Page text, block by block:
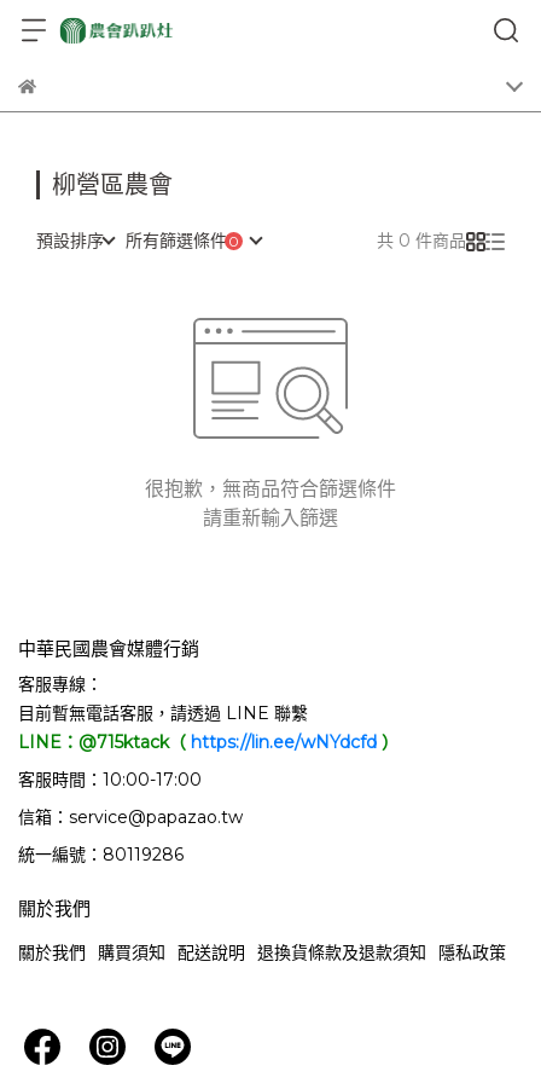
柳營區農會
預設排序 所有篩選條件 共 0 件商品
很抱歉，無商品符合篩選條件
請重新輸入篩選
中華民國農會媒體行銷
客服專線：
目前暫無電話客服，請透過 LINE 聯繫
LINE：@715ktack（ https://lin.ee/wNYdcfd ）
客服時間：10:00-17:00
信箱：service@papazao.tw
統一編號：80119286
關於我們
關於我們 購買須知 配送說明 退換貨條款及退款須知 隱私政策